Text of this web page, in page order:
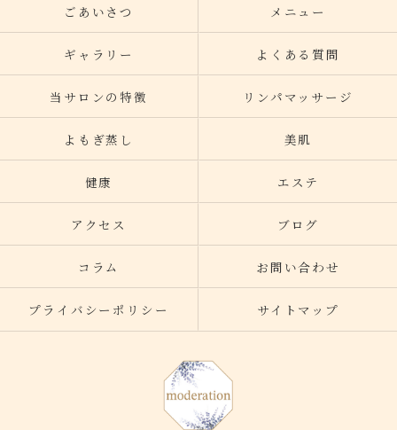
ごあいさつ メニュー
ギャラリー よくある質問
当サロンの特徴 リンパマッサージ
よもぎ蒸し 美肌
健康 エステ
アクセス ブログ
コラム お問い合わせ
プライバシーポリシー サイトマップ